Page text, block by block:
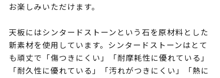
お楽しみいただけます。
天板にはシンタードストーンという石を原材料とした
新素材を使用しています。シンタードストーンはとて
も頑丈で「傷つきにくい」「耐摩耗性に優れている」
「耐久性に優れている」「汚れがつきにくい」「熱に